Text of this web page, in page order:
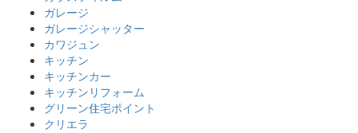
ガレージ
ガレージシャッター
カワジュン
キッチン
キッチンカー
キッチンリフォーム
グリーン住宅ポイント
クリエラ